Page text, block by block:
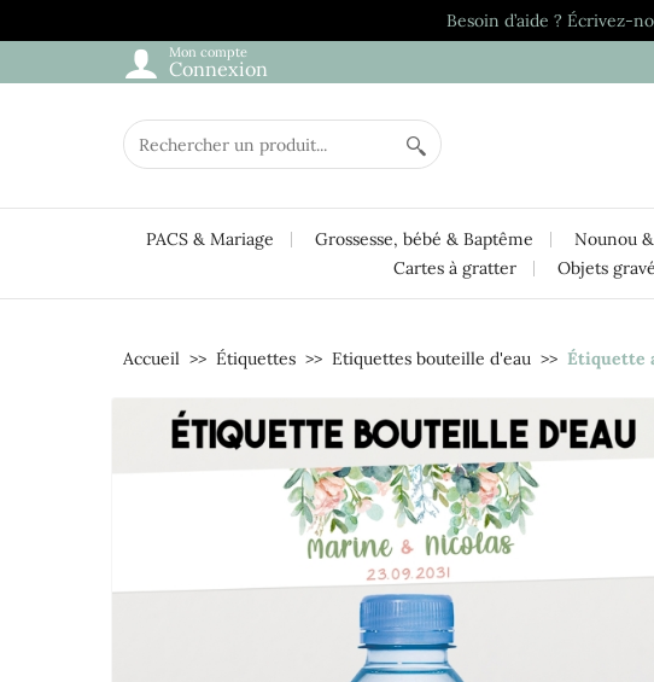
Besoin d’aide ? Écrivez-
Mon compte
Connexion
PACS & Mariage Grossesse, bébé & Baptême Nounou
Cartes à gratter
Objets
Accueil Étiquettes Etiquettes bouteille d'eau Étiquette